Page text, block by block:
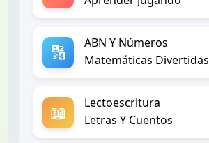
🔢
ABN Y Números
Matemáticas Divertidas
📖
Lectoescritura
Letras Y Cuentos